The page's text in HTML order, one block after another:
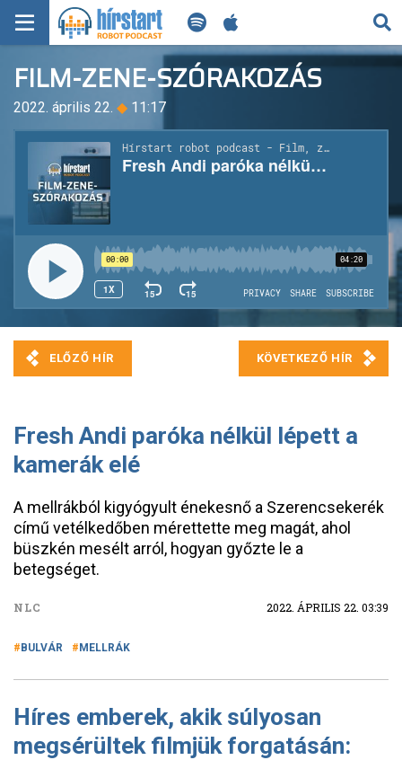
KERESÉS
KEZDŐLAP
FRISS HÍREK
TECH HÍREK
FILM-ZENE-SZÓRAKOZÁS
PLAYLIST
MI AZ A ROBOT PODCAST?
FILM-ZENE-SZÓRAKOZÁS
2022. április 22. ◆ 11:17
Fresh Andi paróka nélkül lépett a
kamerák elé
A mellrákból kigyógyult énekesnő a Szerencsekerék
című vetélkedőben mérettette meg magát, ahol
büszkén mesélt arról, hogyan győzte le a
betegséget.
NLC 2022. ÁPRILIS 22. 03:39
BULVÁR MELLRÁK
Híres emberek, akik súlyosan
megsérültek filmjük forgatásán: